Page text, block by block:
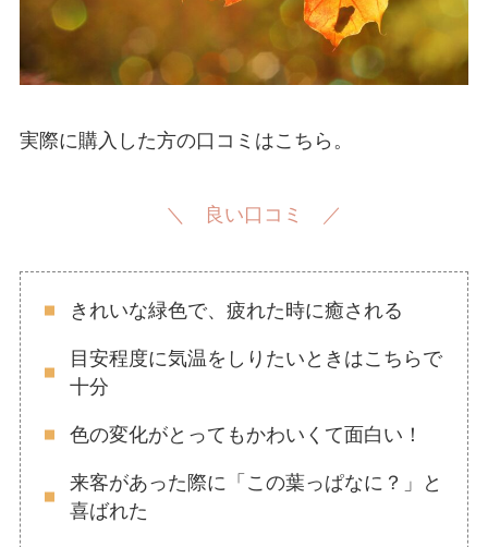
実際に購入した方の口コミはこちら。
＼ 良い口コミ ／
きれいな緑色で、疲れた時に癒される
目安程度に気温をしりたいときはこちらで
十分
色の変化がとってもかわいくて面白い！
来客があった際に「この葉っぱなに？」と
喜ばれた